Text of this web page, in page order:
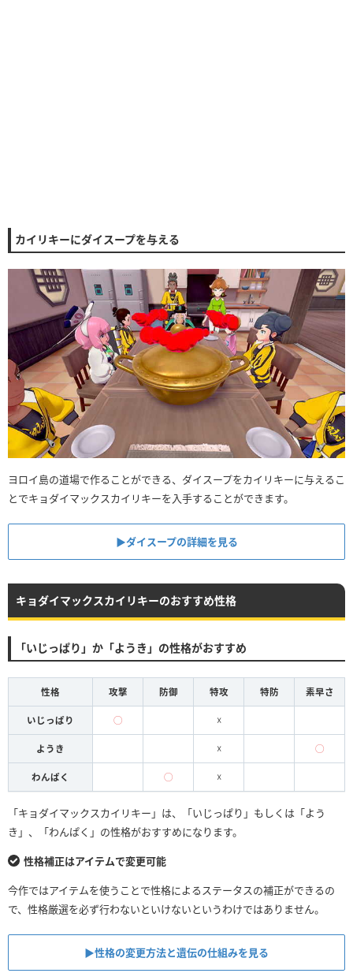
カイリキーにダイスープを与える
ヨロイ島の道場で作ることができる、ダイスープをカイリキーに与えるこ
とでキョダイマックスカイリキーを入手することができます。
▶︎ダイスープの詳細を見る
キョダイマックスカイリキーのおすすめ性格
「いじっぱり」か「ようき」の性格がおすすめ
性格 攻撃 防御 特攻 特防 素早さ
いじっぱり ◯ ☓
ようき ☓ ◯
わんぱく ◯ ☓
「キョダイマックスカイリキー」は、「いじっぱり」もしくは「よう
き」、「わんぱく」の性格がおすすめになります。
性格補正はアイテムで変更可能
今作ではアイテムを使うことで性格によるステータスの補正ができるの
で、性格厳選を必ず行わないといけないというわけではありません。
▶性格の変更方法と遺伝の仕組みを見る